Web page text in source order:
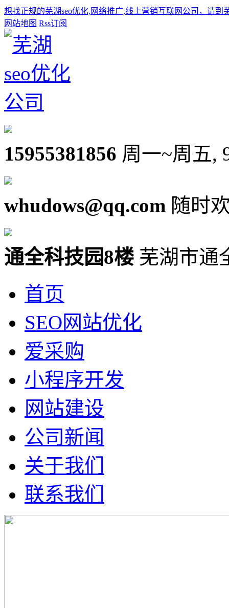
想找正规的芜湖seo优化,网络推广,线上营销互联网公司，请到
网站地图 Rss订阅
15955381856 周一~周五,
whudows@qq.com 随时
通全科技园8楼 芜湖市通
首页
SEO网站优化
爱采购
小程序开发
网站建设
公司新闻
关于我们
联系我们